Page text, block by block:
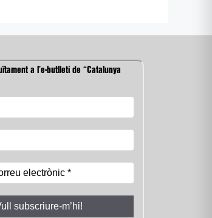
a l’e-butlletí de “Catalunya